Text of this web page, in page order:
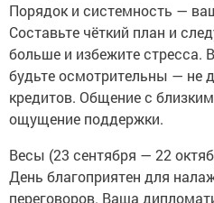
Порядок и системность —
Составьте чёткий план и
больше и избежите стресса.
будьте осмотрительны — не
кредитов. Общение с
ощущение поддержки.
Весы (23 сентября — 22
День благоприятен для
переговоров. Ваша